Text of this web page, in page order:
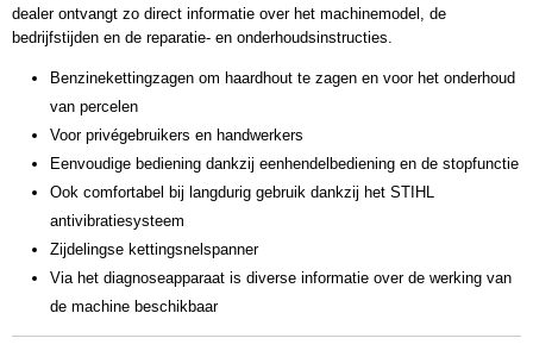
dealer ontvangt zo direct informatie over het machinemodel, de
bedrijfstijden en de reparatie- en onderhoudsinstructies.
Benzinekettingzagen om haardhout te zagen en voor het onderhoud
van percelen
Voor privégebruikers en handwerkers
Eenvoudige bediening dankzij eenhendelbediening en de stopfunctie
Ook comfortabel bij langdurig gebruik dankzij het STIHL
antivibratiesysteem
Zijdelingse kettingsnelspanner
Via het diagnoseapparaat is diverse informatie over de werking van
de machine beschikbaar